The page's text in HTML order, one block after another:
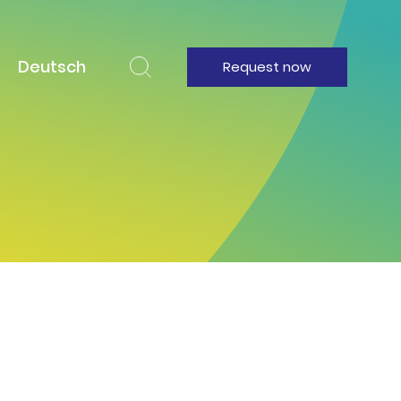
Deutsch Request now